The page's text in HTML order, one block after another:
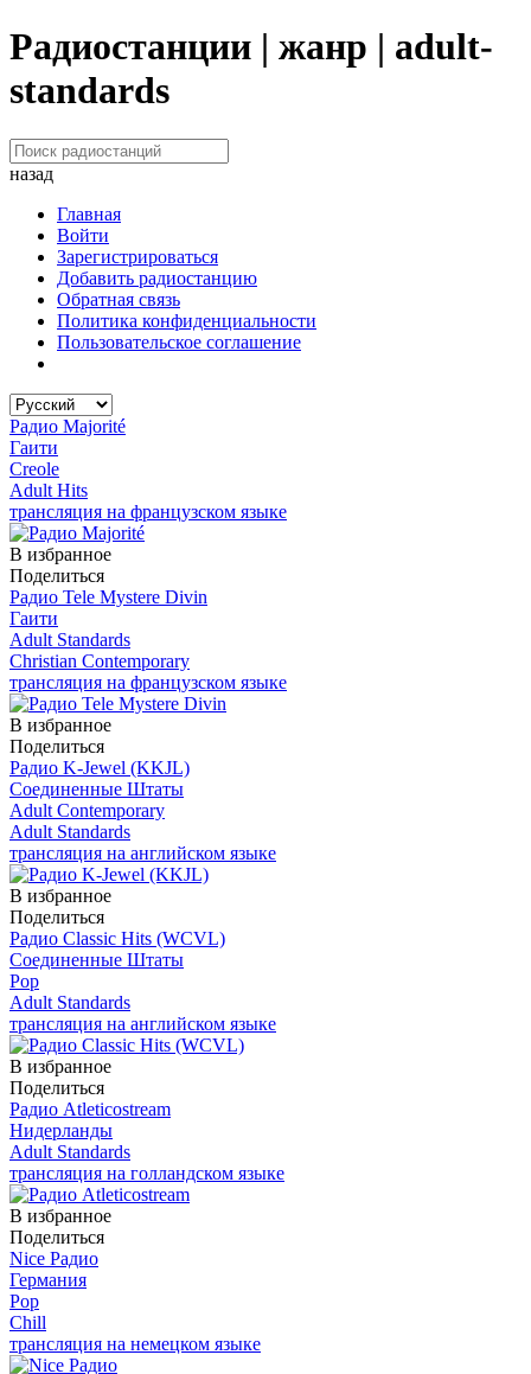
Радиостанции | жанр | adult-
standards
назад
Главная
Войти
Зарегистрироваться
Добавить радиостанцию
Обратная связь
Политика конфиденциальности
Пользовательское соглашение
Радио Majorité
Гаити
Creole
Adult Hits
трансляция на французском языке
В избранное
Поделиться
Радио Tele Mystere Divin
Гаити
Adult Standards
Christian Contemporary
трансляция на французском языке
В избранное
Поделиться
Радио K-Jewel (KKJL)
Соединенные Штаты
Adult Contemporary
Adult Standards
трансляция на английском языке
В избранное
Поделиться
Радио Classic Hits (WCVL)
Соединенные Штаты
Pop
Adult Standards
трансляция на английском языке
В избранное
Поделиться
Радио Atleticostream
Нидерланды
Adult Standards
трансляция на голландском языке
В избранное
Поделиться
Nice Радио
Германия
Pop
Chill
трансляция на немецком языке